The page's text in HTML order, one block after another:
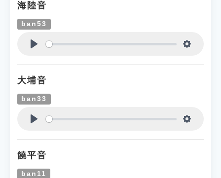
海陸音
ban53
大埔音
ban33
饒平音
ban11